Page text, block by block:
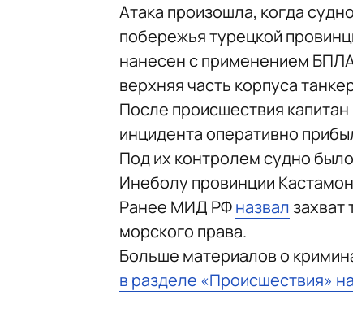
Атака произошла, когда
побережья турецкой
нанесен с применением
верхняя часть корпуса
После происшествия
инцидента оперативно
Под их контролем судно
Инеболу провинции
Ранее МИД РФназвал
морского права.
Больше материалов о
в разделе «Происшествия»